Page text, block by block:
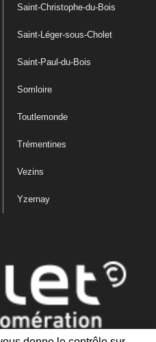
Saint-Christophe-du-Bois
Saint-Léger-sous-Cholet
Saint-Paul-du-Bois
Somloire
Toutlemonde
Trémentines
Vezins
Yzernay